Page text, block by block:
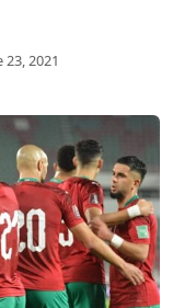
2021